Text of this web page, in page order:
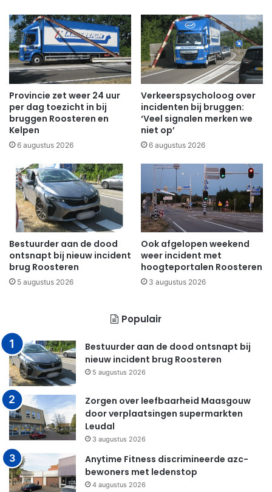
Provincie zet weer 24 uur
per dag toezicht in bij
bruggen Roosteren en
Kelpen
6 augustus 2026
Verkeerspsycholoog over
incidenten bij bruggen:
‘Veel signalen merken we
niet op’
6 augustus 2026
Bestuurder aan de dood
ontsnapt bij nieuw incident
brug Roosteren
5 augustus 2026
Ook afgelopen weekend
weer incident met
hoogteportalen Roosteren
3 augustus 2026
Populair
Bestuurder aan de dood ontsnapt bij
nieuw incident brug Roosteren
5 augustus 2026
Zorgen over leefbaarheid Maasgouw
door verplaatsingen supermarkten
Leudal
3 augustus 2026
Anytime Fitness discrimineerde azc-
bewoners met ledenstop
4 augustus 2026